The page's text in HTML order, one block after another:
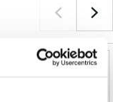
VENTE FLASH